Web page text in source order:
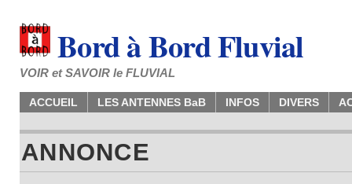
Bord à Bord Fluvial
VOIR et SAVOIR le FLUVIAL
ACCUEIL LES ANTENNES BaB INFOS DIVERS
ANNONCE